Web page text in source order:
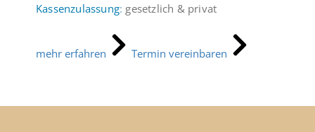
Kassenzulassung: gesetzlich & privat
mehr erfahren Termin vereinbaren